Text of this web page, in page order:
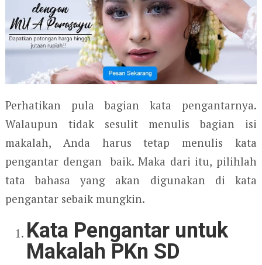
Perhatikan pula bagian kata pengantarnya.
Walaupun tidak sesulit menulis bagian isi
makalah, Anda harus tetap menulis kata
pengantar dengan baik. Maka dari itu, pilihlah
tata bahasa yang akan digunakan di kata
pengantar sebaik mungkin.
Kata Pengantar untuk
Makalah PKn SD